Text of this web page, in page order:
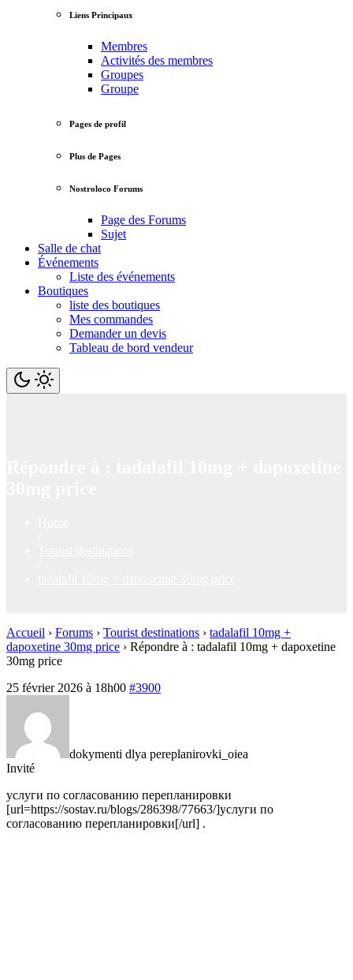
Liens Principaux
Membres
Activités des membres
Groupes
Groupe
Pages de profil
Plus de Pages
Nostroloco Forums
Page des Forums
Sujet
Salle de chat
Événements
Liste des événements
Boutiques
liste des boutiques
Mes commandes
Demander un devis
Tableau de bord vendeur
Accueil › Forums › Tourist destinations › tadalafil 10mg +
dapoxetine 30mg price › Répondre à : tadalafil 10mg + dapoxetine
30mg price
25 février 2026 à 18h00 #3900
dokymenti dlya pereplanirovki_oiea
Invité
услуги по согласованию перепланировки
[url=https://sostav.ru/blogs/286398/77663/]услуги по
согласованию перепланировки[/url] .